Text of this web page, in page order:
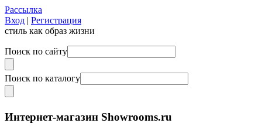
Рассылка
Вход | Регистрация
стиль как образ жизни
Поиск по сайту
Поиск по каталогу
Интернет-магазин Showrooms.ru